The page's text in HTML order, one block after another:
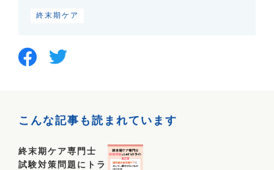
終末期ケア
こんな記事も読まれています
終末期ケア専門士
試験対策問題にトラ